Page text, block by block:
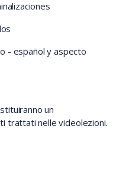
- español y aspecto
un
trattati nelle videolezioni.